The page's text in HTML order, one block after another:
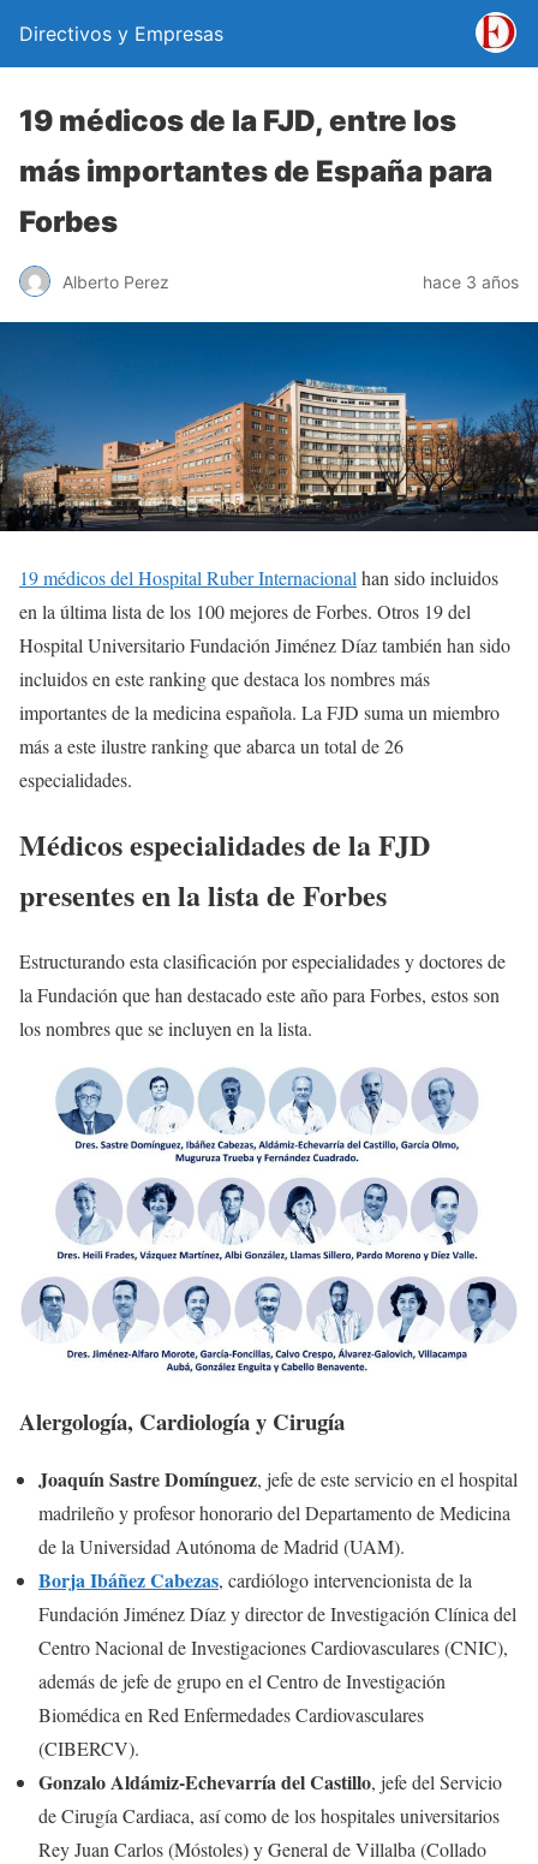
Directivos y Empresas
19 médicos de la FJD, entre los
más importantes de España para
Forbes
Alberto Perez hace 3 años
19 médicos del Hospital Ruber Internacional han sido incluidos
en la última lista de los 100 mejores de Forbes. Otros 19 del
Hospital Universitario Fundación Jiménez Díaz también han sido
incluidos en este ranking que destaca los nombres más
importantes de la medicina española. La FJD suma un miembro
más a este ilustre ranking que abarca un total de 26
especialidades.
Médicos especialidades de la FJD
presentes en la lista de Forbes
Estructurando esta clasificación por especialidades y doctores de
la Fundación que han destacado este año para Forbes, estos son
los nombres que se incluyen en la lista.
Alergología, Cardiología y Cirugía
Joaquín Sastre Domínguez, jefe de este servicio en el hospital
madrileño y profesor honorario del Departamento de Medicina
de la Universidad Autónoma de Madrid (UAM).
Borja Ibáñez Cabezas, cardiólogo intervencionista de la
Fundación Jiménez Díaz y director de Investigación Clínica del
Centro Nacional de Investigaciones Cardiovasculares (CNIC),
además de jefe de grupo en el Centro de Investigación
Biomédica en Red Enfermedades Cardiovasculares
(CIBERCV).
Gonzalo Aldámiz-Echevarría del Castillo, jefe del Servicio
de Cirugía Cardiaca, así como de los hospitales universitarios
Rey Juan Carlos (Móstoles) y General de Villalba (Collado